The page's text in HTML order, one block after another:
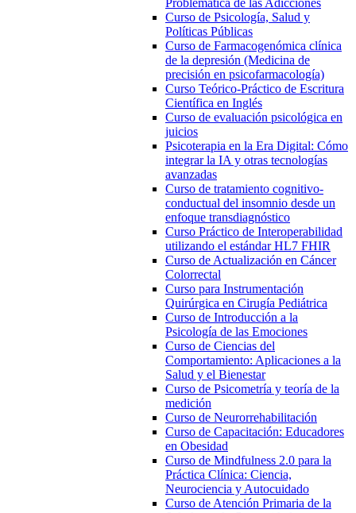
Problemática de las Adicciones
Curso de Psicología, Salud y
Políticas Públicas
Curso de Farmacogenómica clínica
de la depresión (Medicina de
precisión en psicofarmacología)
Curso Teórico-Práctico de Escritura
Científica en Inglés
Curso de evaluación psicológica en
juicios
Psicoterapia en la Era Digital: Cómo
integrar la IA y otras tecnologías
avanzadas
Curso de tratamiento cognitivo-
conductual del insomnio desde un
enfoque transdiagnóstico
Curso Práctico de Interoperabilidad
utilizando el estándar HL7 FHIR
Curso de Actualización en Cáncer
Colorrectal
Curso para Instrumentación
Quirúrgica en Cirugía Pediátrica
Curso de Introducción a la
Psicología de las Emociones
Curso de Ciencias del
Comportamiento: Aplicaciones a la
Salud y el Bienestar
Curso de Psicometría y teoría de la
medición
Curso de Neurorrehabilitación
Curso de Capacitación: Educadores
en Obesidad
Curso de Mindfulness 2.0 para la
Práctica Clínica: Ciencia,
Neurociencia y Autocuidado
Curso de Atención Primaria de la